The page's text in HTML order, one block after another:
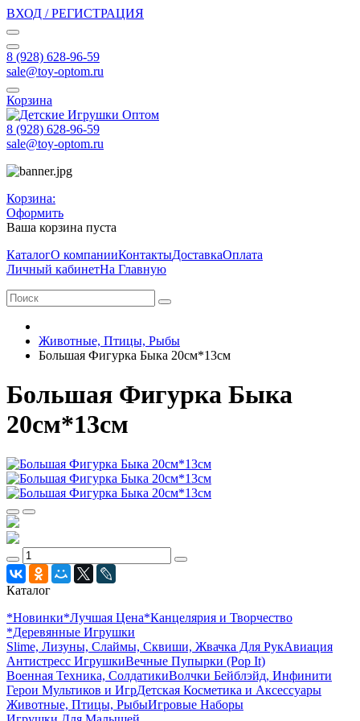
ВХОД / РЕГИСТРАЦИЯ
8 (928) 628-96-59
sale@toy-optom.ru
Корзина
8 (928) 628-96-59
sale@toy-optom.ru
Корзина:
Оформить
Ваша корзина пуста
КаталогО компанииКонтактыДоставкаОплата
Личный кабинетНа Главную
Животные, Птицы, Рыбы
Большая Фигурка Быка 20см*13см
Большая Фигурка Быка
20см*13см
Каталог
*Новинки*Лучшая Цена*Канцелярия и Творчество
*Деревянные Игрушки
Slime, Лизуны, Слаймы, Сквиши, Жвачка Для РукАвиация
Антистресс ИгрушкиВечные Пупырки (Pop It)
Военная Техника, СолдатикиВолчки Бейблэйд, Инфинити
Герои Мультиков и ИгрДетcкая Косметика и Аксессуары
Животные, Птицы, РыбыИгровые Наборы